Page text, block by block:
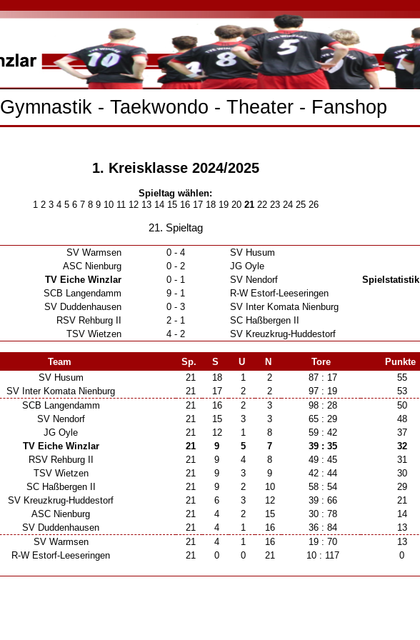
Gymnastik- Taekwondo - Theater- Fanshop
1. Kreisklasse 2024/2025
Spieltag wählen:
1 2 3 4 5 6 7 8 9 10 11 12 13 14 15 16 17 18 19 20 21 22 23 24 25 26
21. Spieltag
SV Warmsen 0 - 4
SV Husum
ASC Nienburg
0 - 2
JG Oyle
TV Eiche Winzlar
0 - 1 SV Nendorf
Spielstatistik
SCB Langendamm
9 - 1
R-W Estorf-Leeseringen
SV Duddenhausen
0 - 3
SV Inter Komata Nienburg
RSV Rehburg II
2 - 1
SC Haßbergen II
TSV Wietzen
4 - 2 SV Kreuzkrug-Huddestorf
Team Sp. S U N Tore
Punkte
SV Husum 21 18 1 2 87 : 17
55
SV Inter Komata Nienburg 21 17 2 2 97 : 19
53
SCB Langendamm 21 16 2 3 98 : 28
50
SV Nendorf 21 15 3 3 65 : 29
48
JG Oyle 21 12 1 8 59 : 42
37
TV Eiche Winzlar 21 9 5 7 39 : 35
32
RSV Rehburg II 21 9 4 8 49 : 45
31
TSV Wietzen 21 9 3 9 42 : 44
30
SC Haßbergen II 21 9 2 10 58 : 54
29
SV Kreuzkrug-Huddestorf 21 6 3 12 39 : 66
21
ASC Nienburg 21 4 2 15 30 : 78
14
SV Duddenhausen 21 4 1 16 36 : 84
13
SV Warmsen 21 4 1 16 19 : 70
13
R-W Estorf-Leeseringen 21 0 0 21 10 : 117 0